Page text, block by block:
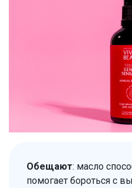
Обещают: масло
помогает бороться с